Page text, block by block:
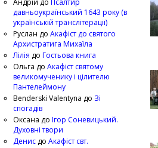
давньоукраїнський 1643 року (в
українській транслітерації)
Руслан до Акафіст до святого
Архистратига Михаїла
Лілія до Гостьова книга
Ольга до Акафіст святому
великомученику і цілителю
Пантелеймону
Benderski Valentyna до Зі
спогадів
Оксана до Ігор Соневицький.
Духовні твори
Денис до Акафіст свт.